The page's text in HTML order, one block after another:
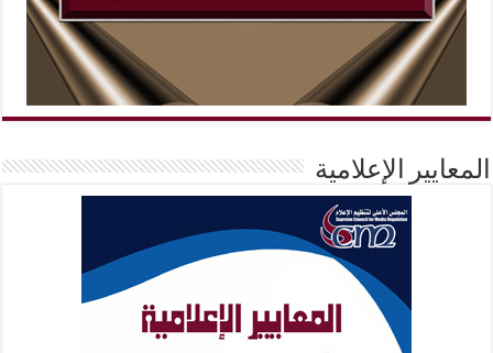
المعايير الإعلامية